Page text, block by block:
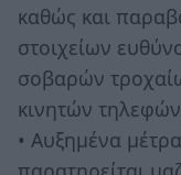
καθώς και
στοιχείων
σοβαρών
κινητών
• Αυξημένα